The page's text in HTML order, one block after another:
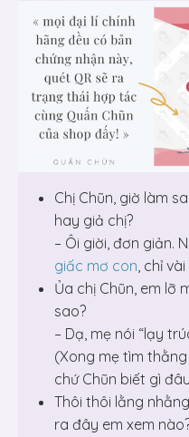
Chị Chũn, giờ làm
hay giả chị?
– Ôi giời, đơn giản.
giấc mơ con, chỉ
Ủa chị Chũn, em lỡ
sao?
– Dạ, mẹ nói “lạy
(Xong mẹ tìm
chứ Chũn biết gì
Thôi thôi lằng
ra đây em xem